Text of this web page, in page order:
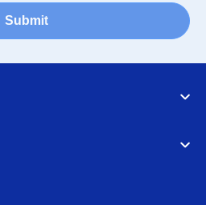
Submit